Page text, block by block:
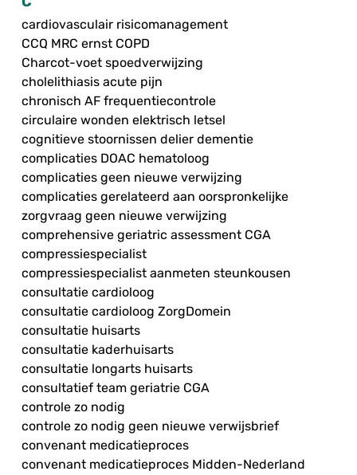
cardiovasculair risicomanagement
CCQ MRC ernst COPD
Charcot-voet spoedverwijzing
cholelithiasis acute pijn
chronisch AF frequentiecontrole
circulaire wonden elektrisch letsel
cognitieve stoornissen delier dementie
complicaties DOAC hematoloog
complicaties geen nieuwe verwijzing
complicaties gerelateerd aan oorspronkelijke
zorgvraag geen nieuwe verwijzing
comprehensive geriatric assessment CGA
compressiespecialist
compressiespecialist aanmeten steunkousen
consultatie cardioloog
consultatie cardioloog ZorgDomein
consultatie huisarts
consultatie kaderhuisarts
consultatie longarts huisarts
consultatief team geriatrie CGA
controle zo nodig
controle zo nodig geen nieuwe verwijsbrief
convenant medicatieproces
convenant medicatieproces Midden-Nederland